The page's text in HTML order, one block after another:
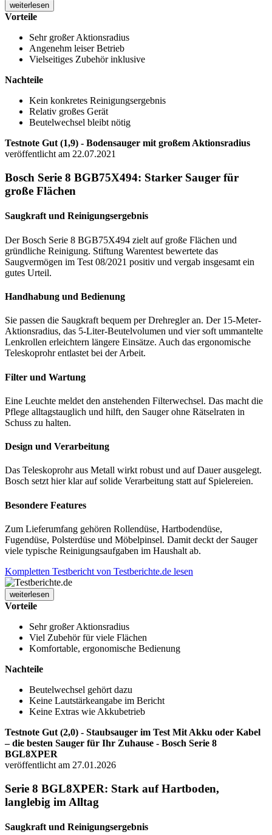
weiterlesen
Vorteile
Sehr großer Aktionsradius
Angenehm leiser Betrieb
Vielseitiges Zubehör inklusive
Nachteile
Kein konkretes Reinigungsergebnis
Relativ großes Gerät
Beutelwechsel bleibt nötig
Testnote Gut (1,9) - Bodensau­ger mit großem Akti­ons­ra­dius
veröffentlicht am 22.07.2021
Bosch Serie 8 BGB75X494: Starker Sauger für
große Flächen
Saugkraft und Reinigungsergebnis
Der Bosch Serie 8 BGB75X494 zielt auf große Flächen und
gründliche Reinigung. Stiftung Warentest bewertete das
Saugvermögen im Test 08/2021 positiv und vergab insgesamt ein
gutes Urteil.
Handhabung und Bedienung
Sie passen die Saugkraft bequem per Drehregler an. Der 15-Meter-
Aktionsradius, das 5-Liter-Beutelvolumen und vier soft ummantelte
Lenkrollen erleichtern längere Einsätze. Auch das ergonomische
Teleskoprohr entlastet bei der Arbeit.
Filter und Wartung
Eine Leuchte meldet den anstehenden Filterwechsel. Das macht die
Pflege alltagstauglich und hilft, den Sauger ohne Rätselraten in
Schuss zu halten.
Design und Verarbeitung
Das Teleskoprohr aus Metall wirkt robust und auf Dauer ausgelegt.
Bosch setzt hier klar auf solide Verarbeitung statt auf Spielereien.
Besondere Features
Zum Lieferumfang gehören Rollendüse, Hartbodendüse,
Fugendüse, Polsterdüse und Möbelpinsel. Damit deckt der Sauger
viele typische Reinigungsaufgaben im Haushalt ab.
Kompletten Testbericht von Testberichte.de lesen
weiterlesen
Vorteile
Sehr großer Aktionsradius
Viel Zubehör für viele Flächen
Komfortable, ergonomische Bedienung
Nachteile
Beutelwechsel gehört dazu
Keine Lautstärkeangabe im Bericht
Keine Extras wie Akkubetrieb
Testnote Gut (2,0) - Staubsauger im Test Mit Akku oder Kabel
– die besten Sauger für Ihr Zuhause - Bosch Serie 8
BGL8XPER
veröffentlicht am 27.01.2026
Serie 8 BGL8XPER: Stark auf Hartboden,
langlebig im Alltag
Saugkraft und Reinigungsergebnis